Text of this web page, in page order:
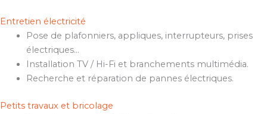
Entretien électricité
Pose de plafonniers, appliques, interrupteurs, prises
électriques…
Installation TV / Hi-Fi et branchements multimédia.
Recherche et réparation de pannes électriques.
Petits travaux et bricolage